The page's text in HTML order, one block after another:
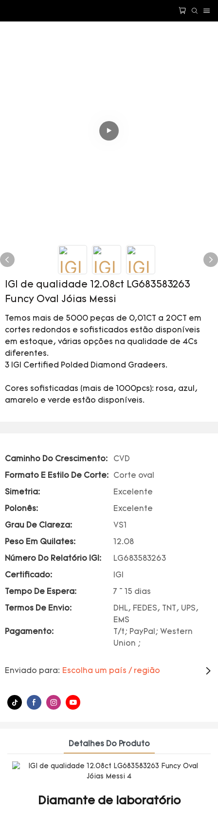
IGI de qualidade 12.08ct LG683583263
Funcy Oval Jóias Messi
Temos mais de 5000 peças de 0,01CT a 20CT em
cortes redondos e sofisticados estão disponíveis
em estoque, várias opções na qualidade de 4Cs
diferentes.
3 IGI Certified Polded Diamond Gradeers.
Cores sofisticadas (mais de 1000pcs): rosa, azul,
amarelo e verde estão disponíveis.
Caminho Do Crescimento: CVD
Formato E Estilo De Corte: Corte oval
Simetria: Excelente
Polonês: Excelente
Grau De Clareza: VS1
Peso Em Quilates: 12.08
Número Do Relatório IGI: LG683583263
Certificado: IGI
Tempo De Espera: 7 ~ 15 dias
Termos De Envio:
DHL, FEDES, TNT, UPS,
EMS
Pagamento:
T/t; PayPal; Western
Union ;
Enviado para: Escolha um país / região
Detalhes Do Produto
Diamante de laboratório